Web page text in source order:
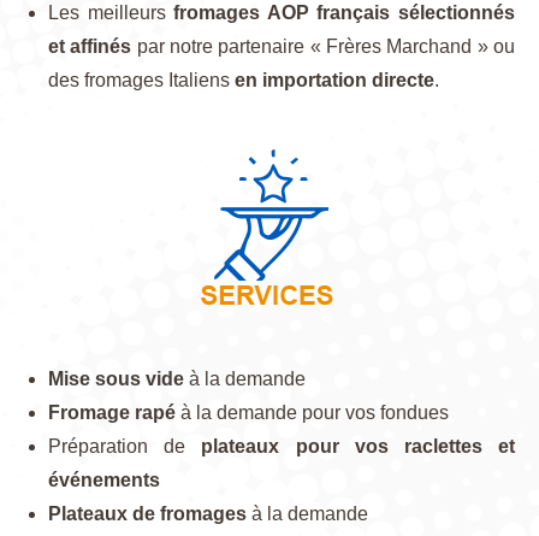
Les meilleursfromages AOP français sélectionnés
et affinés par notre partenaire « Frères Marchand » ou
des fromages Italiens en importation directe.
Mise sous vide à la demande
Fromage rapé à la demande pour vos fondues
Préparation de plateaux pour vos raclettes et
événements
Plateaux de fromages à la demande